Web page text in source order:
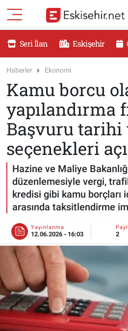
Seri İlan Eskişehir
Haberler Ekonomi
Kamu borcu
yapılandırma
Başvuru tarihi
seçenekleri
Hazine ve Maliye
düzenlemesiyle vergi,
kredisi gibi kamu borçları
arasında taksitlendirme
Yayınlanma
12.06.2026 - 16:03 2
RESMİ İLANLAR
DÜNYA
SAĞLIK
MAGAZİN
KADIN
TEKNOLOJİ
YEMEK
ESKİŞEHİR NÖBETÇİ
Eskişehir Haber İçerikleri
Eskişehir Hava Durumu
Eskişehir Tramvay Saatleri
Eskişehir Nöbetçi Eczaneler
Eskişehir Namaz Vakitleri
Eskişehir Trafik Yoğunluk
Süper Lig Puan Durumu
Tüm Manşetler
Son Dakika Haberleri
Haber Arşivi